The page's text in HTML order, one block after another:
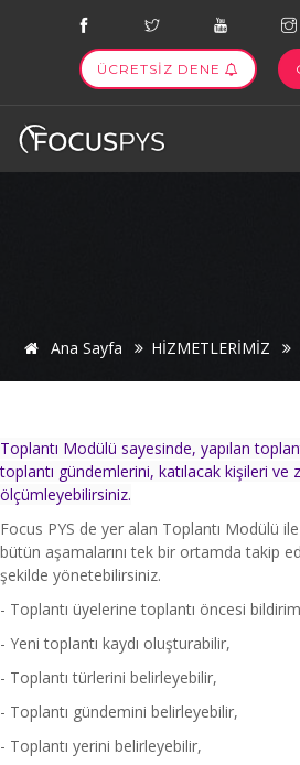
ÜCRETSİZ DENE
Ana Sayfa HİZMETLERİMİZ
Toplantı Modülü sayesinde, yapılan
toplantı gündemlerini, katılacak kişileri ve
ölçümleyebilirsiniz.
Focus PYS de yer alan Toplantı Modülü ile
bütün aşamalarını tek bir ortamda takip
şekilde yönetebilirsiniz.
- Toplantı üyelerine toplantı öncesi
- Yeni toplantı kaydı oluşturabilir,
- Toplantı türlerini belirleyebilir,
- Toplantı gündemini belirleyebilir,
- Toplantı yerini belirleyebilir,